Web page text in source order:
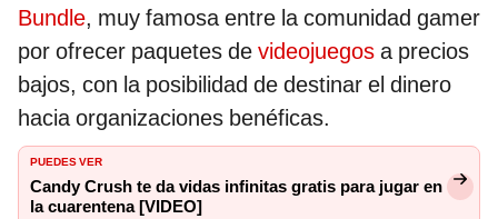
Bundle, muy famosa entre la comunidad gamer
por ofrecer paquetes de videojuegos a precios
bajos, con la posibilidad de destinar el dinero
hacia organizaciones benéficas.
PUEDES VER
Candy Crush te da vidas infinitas gratis para jugar en
la cuarentena [VIDEO]